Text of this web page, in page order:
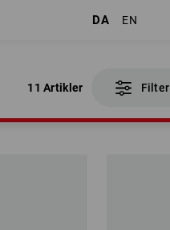
DA EN
11 Artikler Filter
11 Artikler Filter